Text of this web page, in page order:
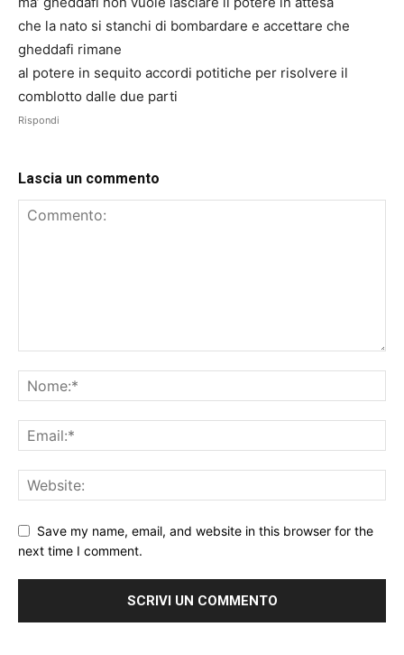
che la nato si stanchi di bombardare e accettare che
gheddafi rimane
al potere in sequito accordi potitiche per risolvere il
comblotto dalle due parti
Rispondi
Lascia un commento
Save my name, email, and website in this browser for the
next time I comment.